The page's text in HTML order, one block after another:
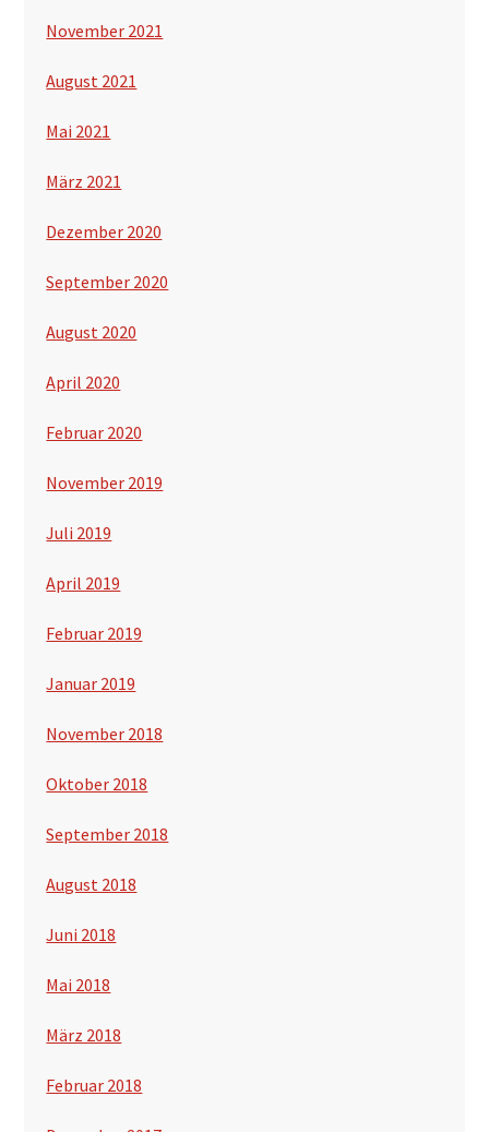
November 2021
August 2021
Mai 2021
März 2021
Dezember 2020
September 2020
August 2020
April 2020
Februar 2020
November 2019
Juli 2019
April 2019
Februar 2019
Januar 2019
November 2018
Oktober 2018
September 2018
August 2018
Juni 2018
Mai 2018
März 2018
Februar 2018